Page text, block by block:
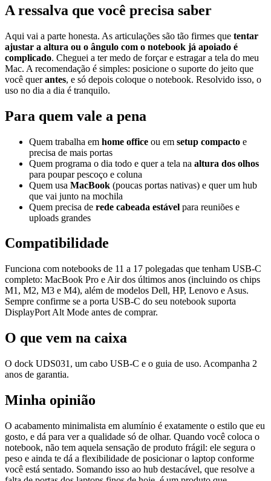
A ressalva que você precisa saber
Aqui vai a parte honesta. As articulações são tão firmes que tentar
ajustar a altura ou o ângulo com o notebook já apoiado é
complicado. Cheguei a ter medo de forçar e estragar a tela do meu
Mac. A recomendação é simples: posicione o suporte do jeito que
você querantes, e só depois coloque o notebook. Resolvido isso, o
uso no dia a dia é tranquilo.
Para quem vale a pena
Quem trabalha em home office ou em setup compacto e
precisa de mais portas
Quem programa o dia todo e quer a tela na altura dos olhos
para poupar pescoço e coluna
Quem usa MacBook (poucas portas nativas) e quer um hub
que vai junto na mochila
Quem precisa de rede cabeada estável para reuniões e
uploads grandes
Compatibilidade
Funciona com notebooks de 11 a 17 polegadas que tenham USB-C
completo: MacBook Pro e Air dos últimos anos (incluindo os chips
M1, M2, M3 e M4), além de modelos Dell, HP, Lenovo e Asus.
Sempre confirme se a porta USB-C do seu notebook suporta
DisplayPort Alt Mode antes de comprar.
O que vem na caixa
O dock UDS031, um cabo USB-C e o guia de uso. Acompanha 2
anos de garantia.
Minha opinião
O acabamento minimalista em alumínio é exatamente o estilo que eu
gosto, e dá para ver a qualidade só de olhar. Quando você coloca o
notebook, não tem aquela sensação de produto frágil: ele segura o
peso e ainda te dá a flexibilidade de posicionar o laptop conforme
você está sentado. Somando isso ao hub destacável, que resolve a